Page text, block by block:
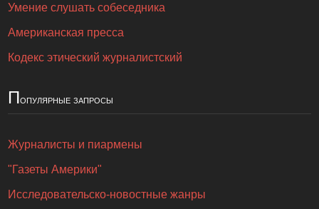
Умение слушать собеседника
Американская пресса
Кодекс этический журналистский
Популярные запросы
Журналисты и пиармены
"Газеты Америки"
Исследовательско-новостные жанры